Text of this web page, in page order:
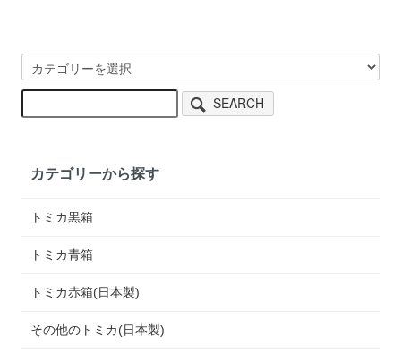
SEARCH
カテゴリーから探す
トミカ黒箱
トミカ青箱
トミカ赤箱(日本製)
その他のトミカ(日本製)